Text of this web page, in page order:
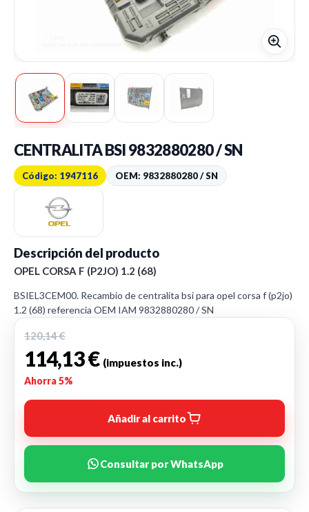
CENTRALITA BSI 9832880280 / SN
Código: 1947116 OEM: 9832880280 / SN
Descripción del producto
OPEL CORSA F (P2JO) 1.2 (68)
BSIEL3CEM00. Recambio de centralita bsi para opel corsa f (p2jo)
1.2 (68) referencia OEM IAM 9832880280 / SN
120,14 €
114,13 € (impuestos inc.)
Ahorra 5%
Añadir al carrito
Consultar por WhatsApp